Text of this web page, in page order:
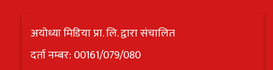
अयोध्या मिडिया प्रा. लि. द्वारा संचालित
दर्ता नम्बर: 00161/079/080